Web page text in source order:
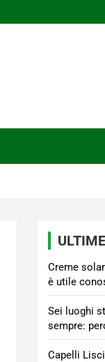
Creme
è utile
Sei luoghi
sempre:
Capelli